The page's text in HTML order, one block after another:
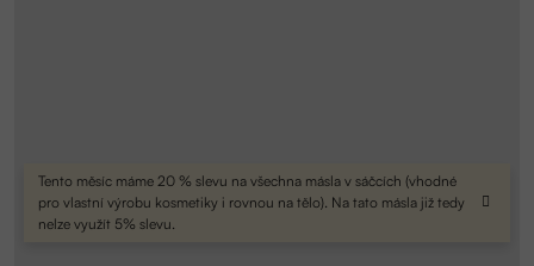
Tento měsíc máme 20 % slevu na všechna másla v sáčcích (vhodné
pro vlastní výrobu kosmetiky i rovnou na tělo). Na tato másla již tedy
nelze využít 5% slevu.